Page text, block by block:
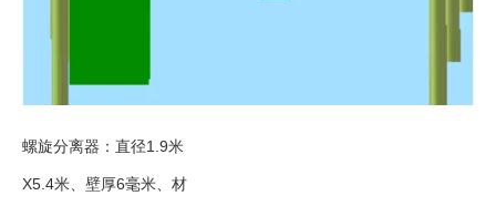
螺旋分离器：直径1.9米
X5.4米、壁厚6毫米、材